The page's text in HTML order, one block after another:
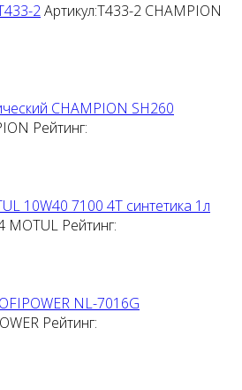
2Артикул:T433-2 CHAMPION
CHAMPION SH260
Рейтинг:
10W40 7100 4T синтетика 1л
MOTUL Рейтинг:
NL-7016G
Рейтинг: